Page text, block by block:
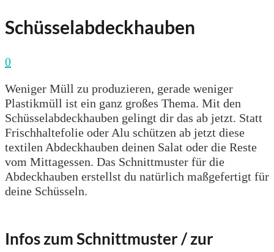
Schüsselabdeckhauben
0
Weniger Müll zu produzieren, gerade weniger
Plastikmüll ist ein ganz großes Thema. Mit den
Schüsselabdeckhauben gelingt dir das ab jetzt. Statt
Frischhaltefolie oder Alu schützen ab jetzt diese
textilen Abdeckhauben deinen Salat oder die Reste
vom Mittagessen. Das Schnittmuster für die
Abdeckhauben erstellst du natürlich maßgefertigt für
deine Schüsseln.
Infos zum Schnittmuster / zur